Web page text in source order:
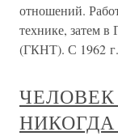
отношений.
технике, затем
(ГКНТ). С 1962
НИКОГДА